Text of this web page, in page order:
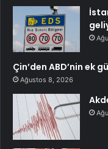
Çin’den ABD’nin ek
Ağustos 8, 2026